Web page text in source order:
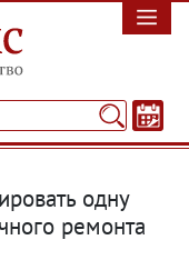
одну
ремонта